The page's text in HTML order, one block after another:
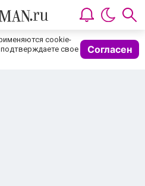
cookie-
свое
Согласен